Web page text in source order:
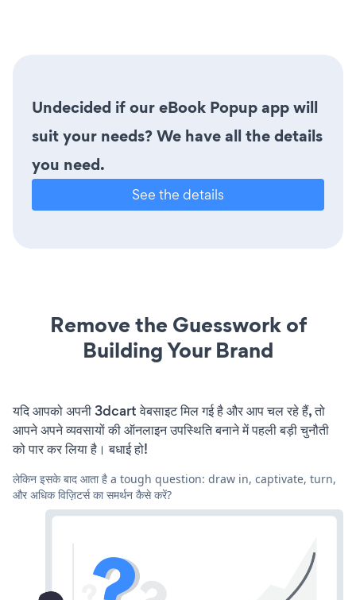
Undecided if our eBook Popup app will
suit your needs? We have all the details
you need.
See the details
Remove the Guesswork of
Building Your Brand
यदि आपको अपनी 3dcart वेबसाइट मिल गई है और आप चल रहे हैं, तो
आपने अपने व्यवसायों की ऑनलाइन उपस्थिति बनाने में पहली बड़ी चुनौती
को पार कर लिया है। बधाई हो!
लेकिन इसके बाद आता है a tough question: draw in, captivate, turn,
और अधिक विज़िटर्स का समर्थन कैसे करें?